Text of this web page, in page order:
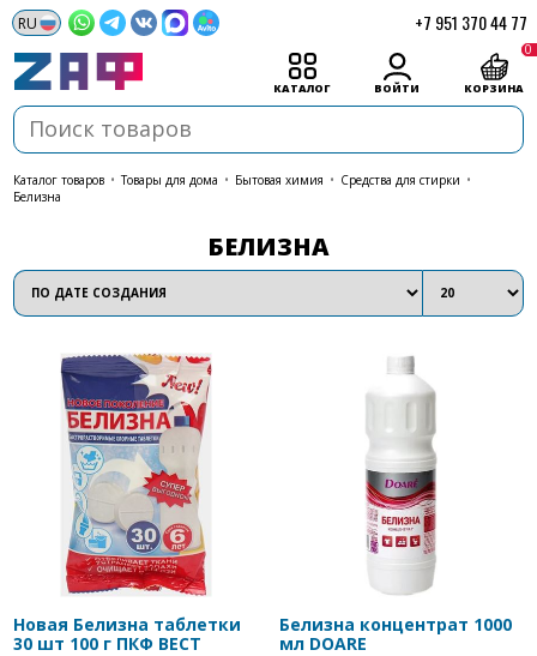
+7 951 370 44 77
КАТАЛОГ ВОЙТИ КОРЗИНА
0
каталог товаров • Товары для дома • Бытовая химия • Средства для стирки •
Белизна
БЕЛИЗНА
Новая Белизна таблетки
30 шт 100 г ПКФ ВЕСТ
Белизна концентрат 1000
мл DOARE